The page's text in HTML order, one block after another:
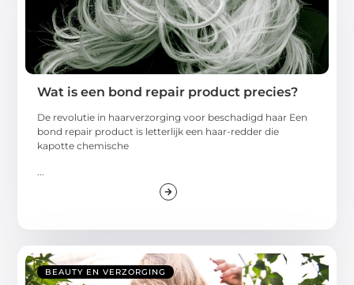
Wat is een bond repair product precies?
De revolutie in haarverzorging voor beschadigd haar Een
bond repair product is letterlijk een haar-redder die
kapotte chemische
BEAUTY EN VERZORGING